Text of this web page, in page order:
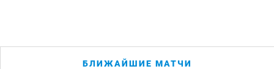
БЛИЖАЙШИЕ МАТЧИ